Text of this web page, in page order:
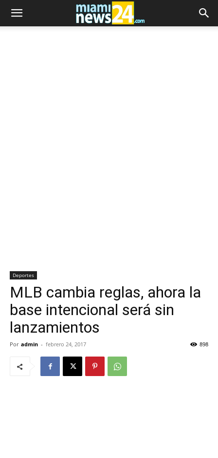
Deportes
MLB cambia reglas, ahora la
base intencional será sin
lanzamientos
Por admin - febrero 24, 2017 898